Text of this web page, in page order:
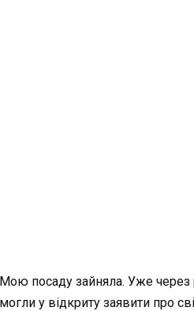
посаду зайняла. Уже через
у відкриту заявити про